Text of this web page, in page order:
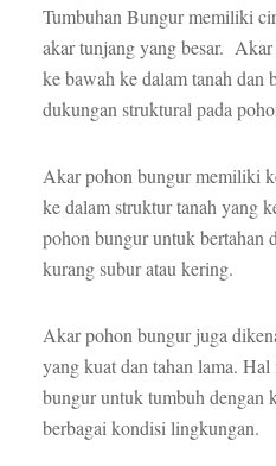
Tumbuhan Bungur memiliki
akar tunjang yang besar.
ke bawah ke dalam tanah dan
dukungan struktural pada
Akar pohon bungur memiliki
ke dalam struktur tanah yang
pohon bungur untuk bertahan
kurang subur atau kering.
Akar pohon bungur juga
yang kuat dan tahan lama.
bungur untuk tumbuh dengan
berbagai kondisi lingkungan.